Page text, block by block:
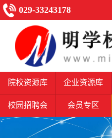
029-33243178
院校资源库 企业资源库
校园招聘会 会员专区